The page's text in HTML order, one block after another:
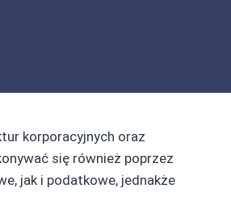
korporacyjnych oraz
się również poprzez
jak i podatkowe, jednakże